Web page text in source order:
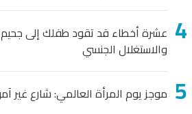
عشرة أخطاء قد تقود طفلك إلى
والاستغلال الجنسي
موجز يوم المرأة العالمي: شارع غير